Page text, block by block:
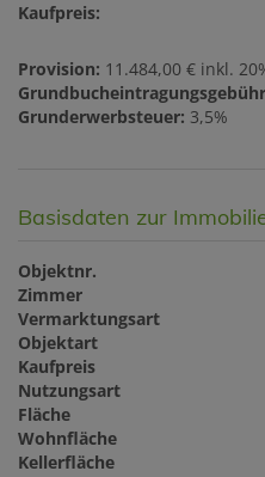
Kaufpreis:
Provision: 11.484,00 € inkl.
Grunderwerbsteuer: 3,5%
Basisdaten zur
Objektnr.
Zimmer
Vermarktungsart
Objektart
Kaufpreis
Nutzungsart
Fläche
Wohnfläche
Kellerfläche